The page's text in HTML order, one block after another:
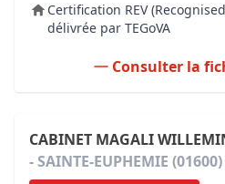
Certification REV
délivrée par TEGoVA
Consulter la
CABINET MAGALI
- SAINTE-EUPHEMIE (01600)